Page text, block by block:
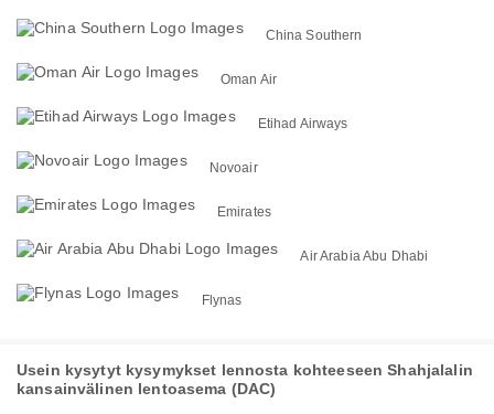
China Southern
Oman Air
Etihad Airways
Novoair
Emirates
Air Arabia Abu Dhabi
Flynas
Usein kysytyt kysymykset lennosta kohteeseen Shahjalalin
kansainvälinen lentoasema (DAC)